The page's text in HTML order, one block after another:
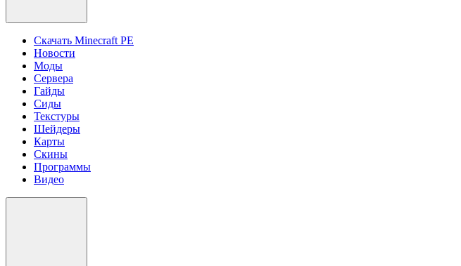
Скачать Minecraft PE
Новости
Моды
Сервера
Гайды
Сиды
Текстуры
Шейдеры
Карты
Скины
Программы
Видео